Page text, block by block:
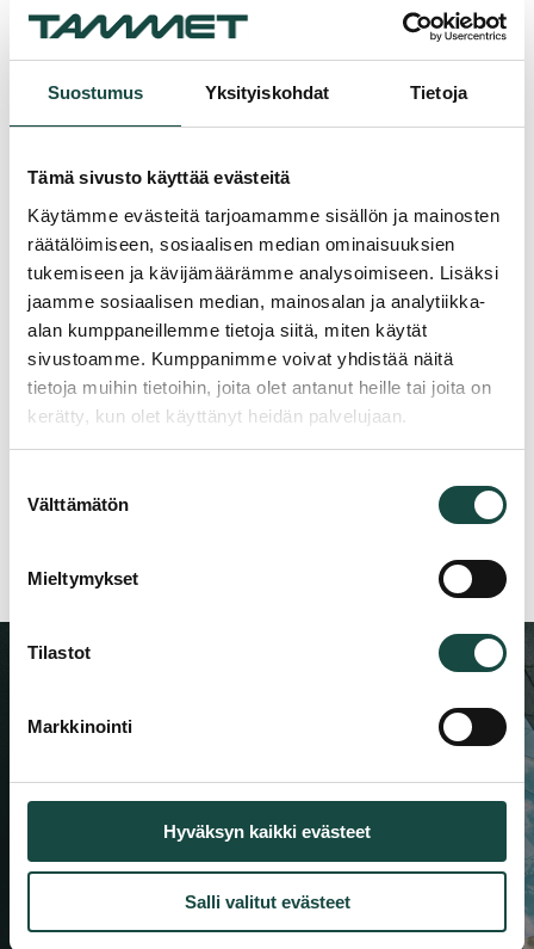
Suostumus Yksityiskohdat Tietoja
Tämä sivusto käyttää evästeitä
Käytämme evästeitä tarjoamamme sisällön ja mainosten
räätälöimiseen, sosiaalisen median ominaisuuksien
tukemiseen ja kävijämäärämme analysoimiseen. Lisäksi
jaamme sosiaalisen median, mainosalan ja analytiikka-
alan kumppaneillemme tietoja siitä, miten käytät
sivustoamme. Kumppanimme voivat yhdistää näitä
tietoja muihin tietoihin, joita olet antanut heille tai joita on
kerätty, kun olet käyttänyt heidän palvelujaan.
valinta
Välttämätön
Mieltymykset
Tilastot
Markkinointi
Hyväksyn kaikki evästeet
Salli valitut evästeet
kerätä energiaa tulevaan. Toivon, että jokainen löytää
juhannuksesta aikaa palautumiselle, läheisille ja kesän parhaista
hetkistä nauttimiselle.
Lämmin kiitos kuluneesta keväästä. Toivotan teille kaikille
aurinkoista, turvallista ja rentouttavaa juhannusta.
Jan Silén
Tammet Oy
Kuva: Kjell Svenskberg
Saat ensimmäisten joukossa tiedon uusista
tuotteista, referensseistä ja toimialan
näkemyksistä.
Seuraa meitä